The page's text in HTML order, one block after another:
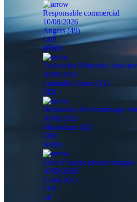
Responsable commercial
10/08/2026
Angers (49)
CDI
45000
Technicien Méthodes
10/08/2026
Lamballe-Armor (22)
CDI
Dépanneur électroménager
10/08/2026
Montauban (82)
CDI
30000
Chef d’équipe photovoltaïque
10/08/2026
Cerisé (61)
CDI
34